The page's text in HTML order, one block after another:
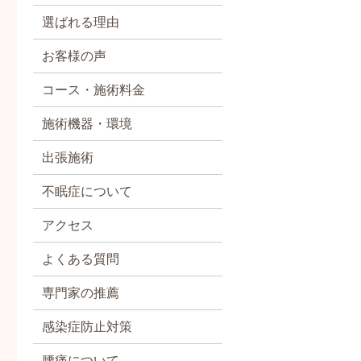
選ばれる理由
お客様の声
コース・施術料金
施術機器・環境
出張施術
不眠症について
アクセス
よくある質問
専門家の推薦
感染症防止対策